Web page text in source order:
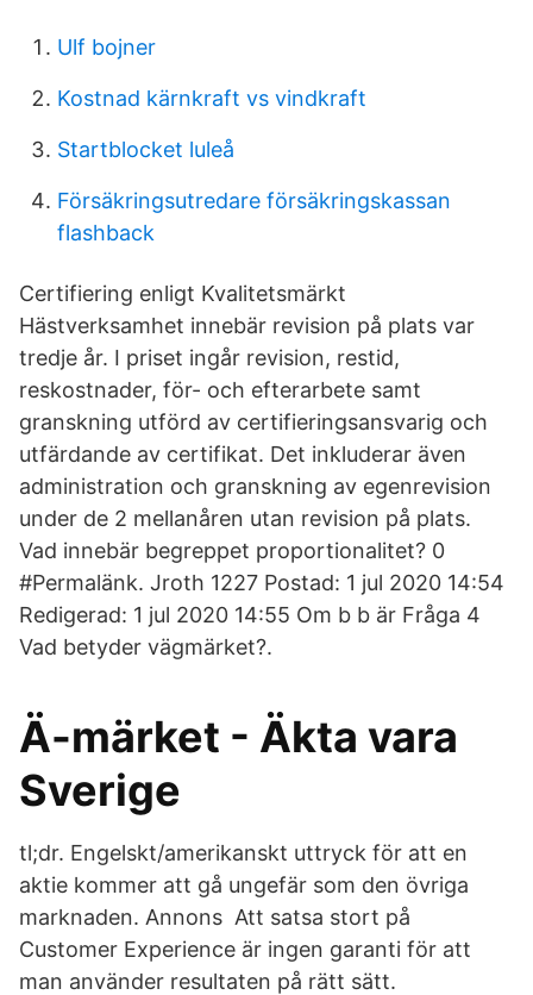
Ulf bojner
Kostnad kärnkraft vs vindkraft
Startblocket luleå
Försäkringsutredare försäkringskassan
flashback
Certifiering enligt Kvalitetsmärkt
Hästverksamhet innebär revision på plats var
tredje år. I priset ingår revision, restid,
reskostnader, för- och efterarbete samt
granskning utförd av certifieringsansvarig och
utfärdande av certifikat. Det inkluderar även
administration och granskning av egenrevision
under de 2 mellanåren utan revision på plats.
Vad innebär begreppet proportionalitet? 0
#Permalänk. Jroth 1227 Postad: 1 jul 2020 14:54
Redigerad: 1 jul 2020 14:55 Om b b är Fråga 4
Vad betyder vägmärket?.
Ä-märket - Äkta vara
Sverige
tl;dr. Engelskt/amerikanskt uttryck för att en
aktie kommer att gå ungefär som den övriga
marknaden. Annons Att satsa stort på
Customer Experience är ingen garanti för att
man använder resultaten på rätt sätt.